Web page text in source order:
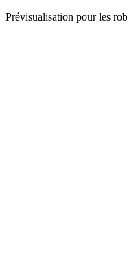
Prévisualisation pour les